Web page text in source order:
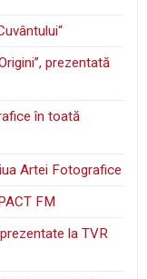
prezentată
în toată
Artei Fotografice
FM
la TVR